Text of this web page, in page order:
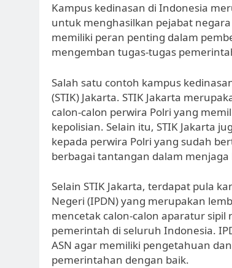
Kampus kedinasan di Indonesia
untuk menghasilkan pejabat
memiliki peran penting dalam
mengemban tugas-tugas
Salah satu contoh kampus
(STIK) Jakarta. STIK Jakarta
calon-calon perwira Polri yang
kepolisian. Selain itu, STIK Jakarta
kepada perwira Polri yang sudah
berbagai tantangan dalam
Selain STIK Jakarta, terdapat pula
Negeri (IPDN) yang merupakan
mencetak calon-calon aparatur sipil
pemerintah di seluruh Indonesia.
ASN agar memiliki pengetahuan
pemerintahan dengan baik.